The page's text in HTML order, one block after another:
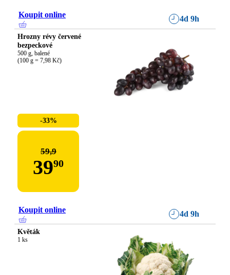
Koupit online 4d 9h
Hrozny révy červené
bezpeckové
500 g, balené
(100 g = 7,98 Kč)
-33%
59,9
3990
Koupit online 4d 9h
Květák
1 ks